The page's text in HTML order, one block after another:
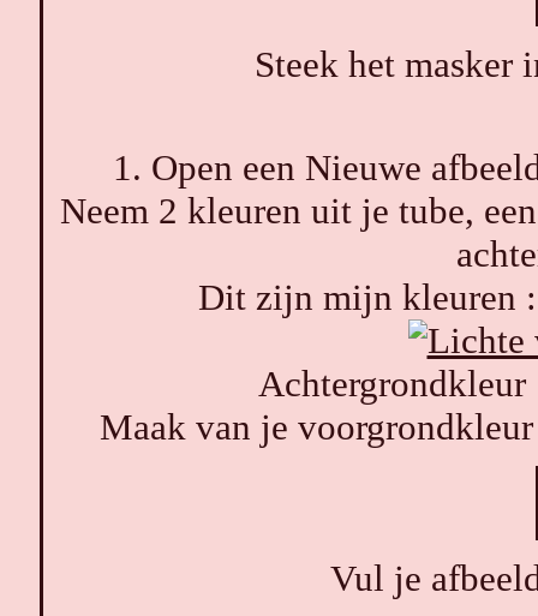
Steek het masker
1. Open een Nieuwe
Neem 2 kleuren uit je tube,
Dit zijn mijn kleuren
Maak van je
Vul je